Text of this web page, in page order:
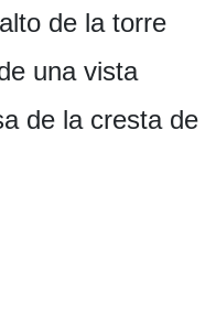
de la torre
una vista
de la cresta de